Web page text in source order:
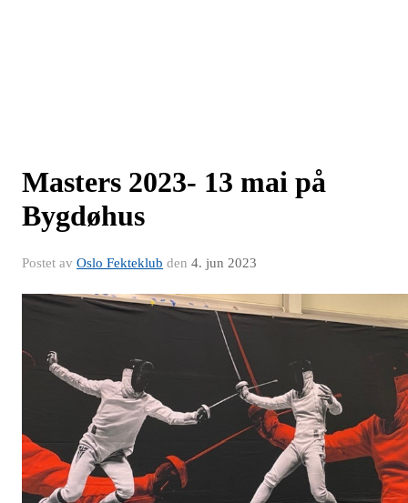
Masters 2023- 13 mai på
Bygdøhus
Postet av Oslo Fekteklub den 4. jun 2023